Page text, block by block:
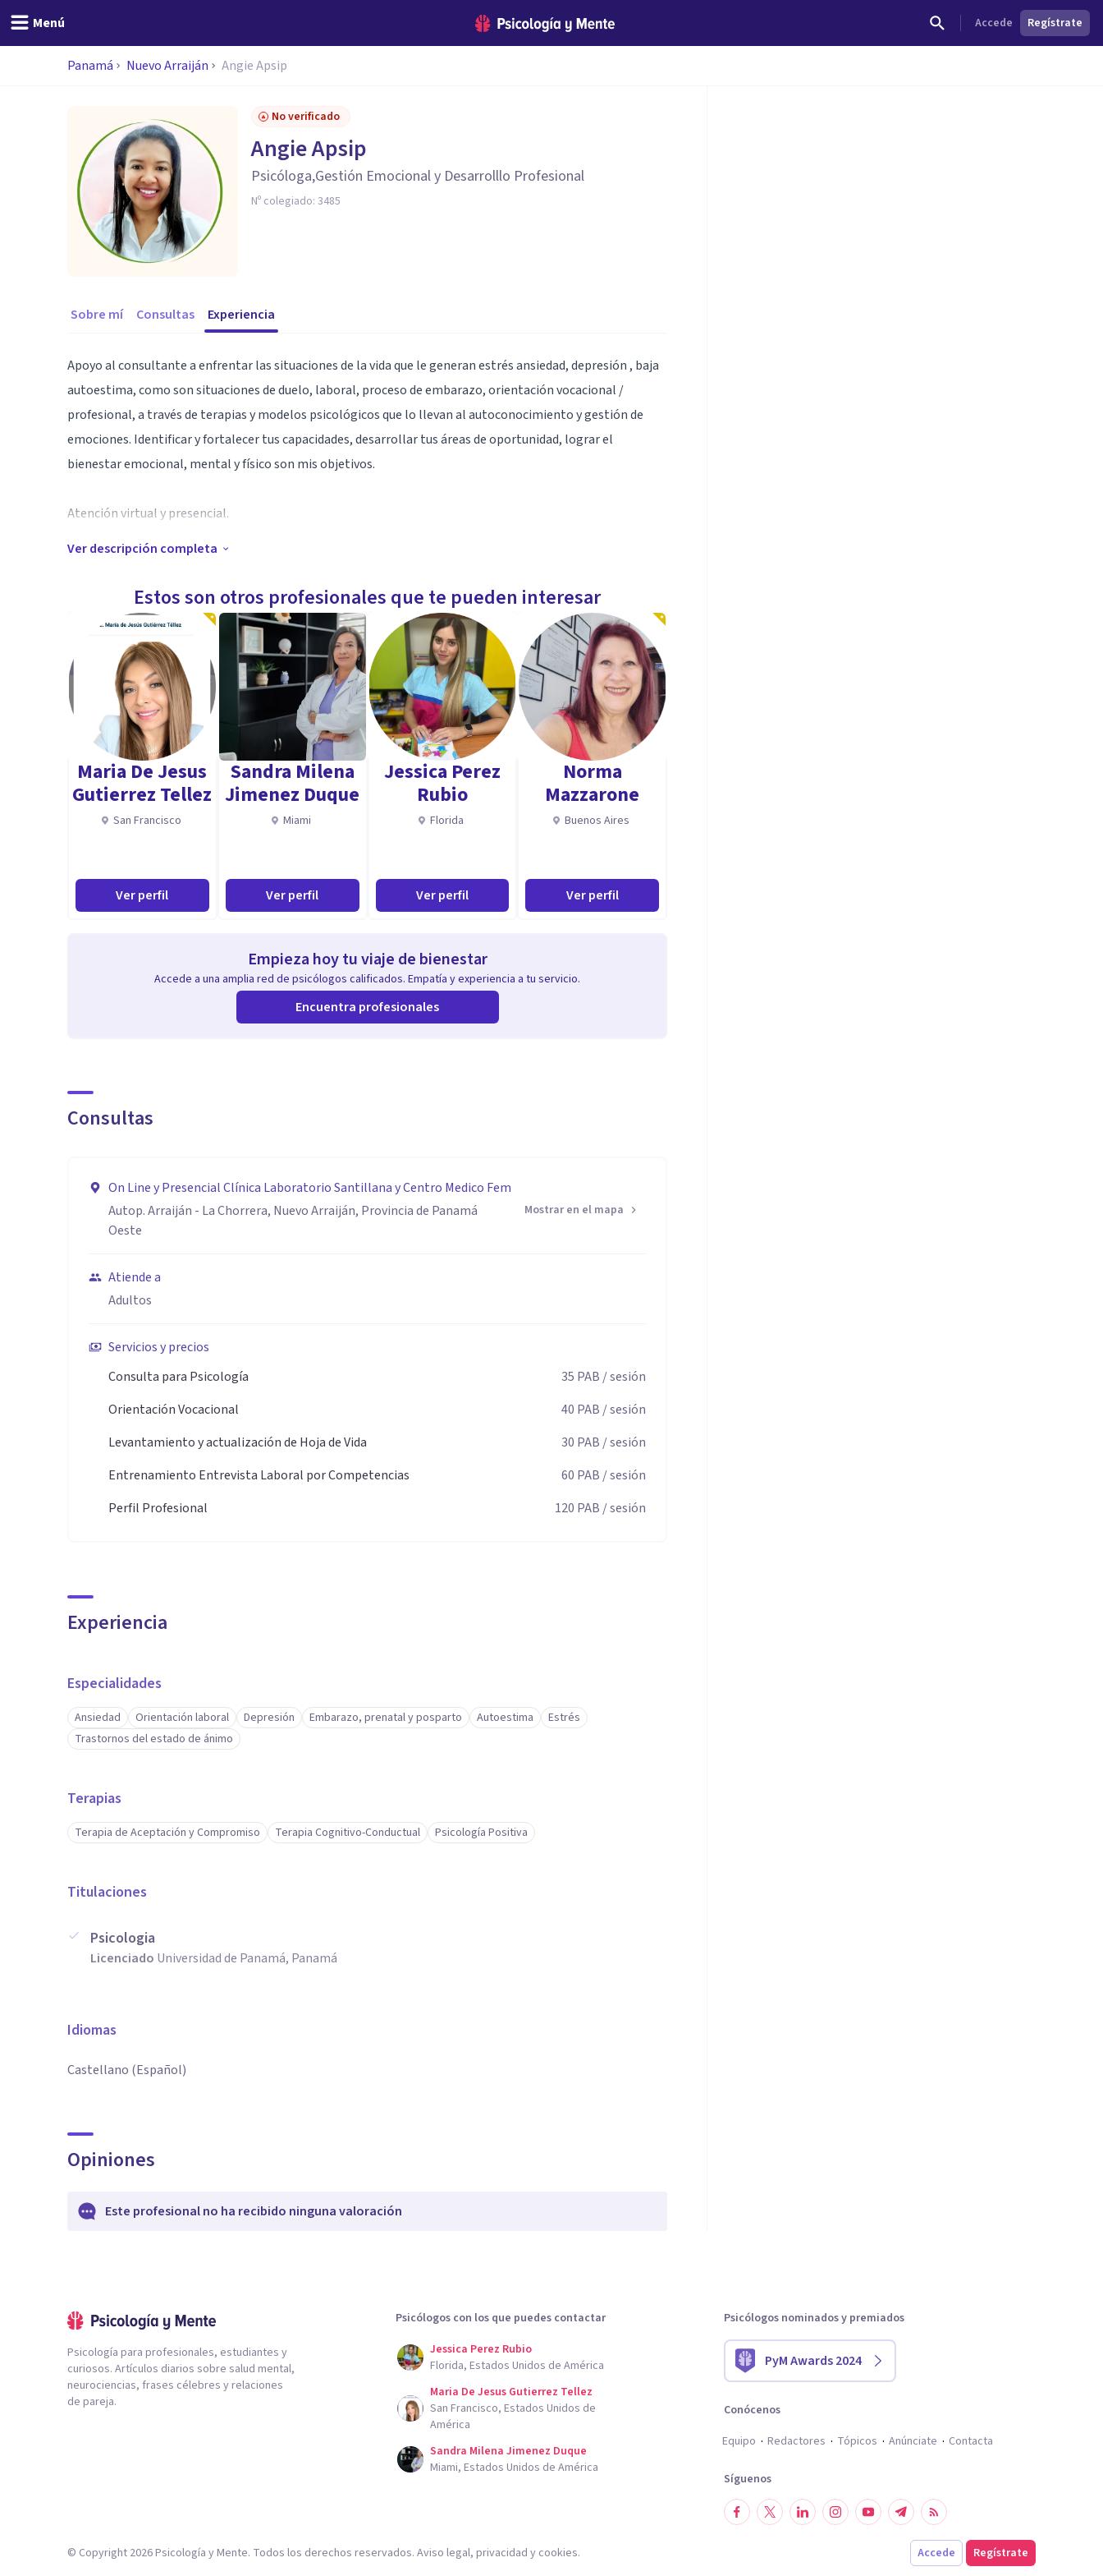
Menú Accede Regístrate
Panamá Nuevo Arraiján Angie Apsip
No verificado
Angie Apsip
Psicóloga,Gestión Emocional y Desarrolllo Profesional
Nº colegiado: 3485
Sobre mí Consultas Experiencia
Apoyo al consultante a enfrentar las situaciones de la vida que le generan estrés ansiedad, depresión , baja
autoestima, como son situaciones de duelo, laboral, proceso de embarazo, orientación vocacional /
profesional, a través de terapias y modelos psicológicos que lo llevan al autoconocimiento y gestión de
emociones. Identificar y fortalecer tus capacidades, desarrollar tus áreas de oportunidad, lograr el
bienestar emocional, mental y físico son mis objetivos.
Atención virtual y presencial.
Especialidad
preocupación, o cualquier otra dificultad emocional.
Por otro lado tengo experiencia en el sector de selección de personal por lo que tengo los conocimientos y
herramientas para brinda orientación vocacional y/o profesional.
● Diplomado Psicología Clínica Corporación Internacional Lideres Latinoamérica CIL
● Diplomado en Terapias de Tercera Generación Corporación Internacional Lideres Latinoamérica CIL
● Taller Herramientas psicoterapéuticas para la Intervención en la Ansiedad y la Depresión Alianza
Internacional de Profesionales
● El Proceso de Orientación Vocacional: Técnicas, Estrategias y
● Selección y entrevistas por Competencias
● Gestión del Recurso Humano basado competencias
● Selección de personal y competencias
● Taller sobre levantamiento de Plan de Sucesión
● Taller Liderazgo Transformacional
Me caracterizo por ser una profesional muy orientada al servicio, empática, comunicativa, colaborativa,
creativa, resiliente, con alto nivel para adaptarme, y pensamiento analítico.
Ver descripción completa
Estos son otros profesionales que te pueden interesar
Maria De Jesus
Gutierrez Tellez
San Francisco
Ver perfil
Sandra Milena
Jimenez Duque
Miami
Ver perfil
Jessica Perez
Rubio
Florida
Ver perfil
Norma
Mazzarone
Buenos Aires
Ver perfil
Empieza hoy tu viaje de bienestar
Accede a una amplia red de psicólogos calificados. Empatía y experiencia a tu servicio.
Encuentra profesionales
Consultas
On Line y Presencial Clínica Laboratorio Santillana y Centro Medico Fem
Autop. Arraiján - La Chorrera, Nuevo Arraiján, Provincia de Panamá
Oeste
Mostrar en el mapa
Atiende a
Adultos
Servicios y precios
Consulta para Psicología
35 PAB / sesión
Orientación Vocacional
40 PAB / sesión
Levantamiento y actualización de Hoja de Vida
30 PAB / sesión
Entrenamiento Entrevista Laboral por Competencias
60 PAB / sesión
Perfil Profesional
120 PAB / sesión
Experiencia
Especialidades
Ansiedad Orientación laboral Depresión Embarazo, prenatal y posparto Autoestima
Estrés
Trastornos del estado de ánimo
Terapias
Terapia de Aceptación y Compromiso Terapia Cognitivo-Conductual Psicología Positiva
Titulaciones
Psicologia
Licenciado Universidad de Panamá, Panamá
Idiomas
Castellano (Español)
Opiniones
Este profesional no ha recibido ninguna valoración
Psicología para profesionales, estudiantes y
curiosos. Artículos diarios sobre salud mental,
neurociencias, frases célebres y relaciones
de pareja.
Psicólogos con los que puedes contactar
Jessica Perez Rubio
Florida, Estados Unidos de América
Maria De Jesus Gutierrez Tellez
San Francisco, Estados Unidos de
América
Sandra Milena Jimenez Duque
Miami, Estados Unidos de América
Psicólogos nominados y premiados
PyM Awards 2024
Conócenos
Equipo
Redactores Tópicos Anúnciate Contacta
Síguenos
Accede Regístrate
© Copyright 2026Psicología y Mente. Todos los derechos reservados. Aviso legal, privacidad y cookies.